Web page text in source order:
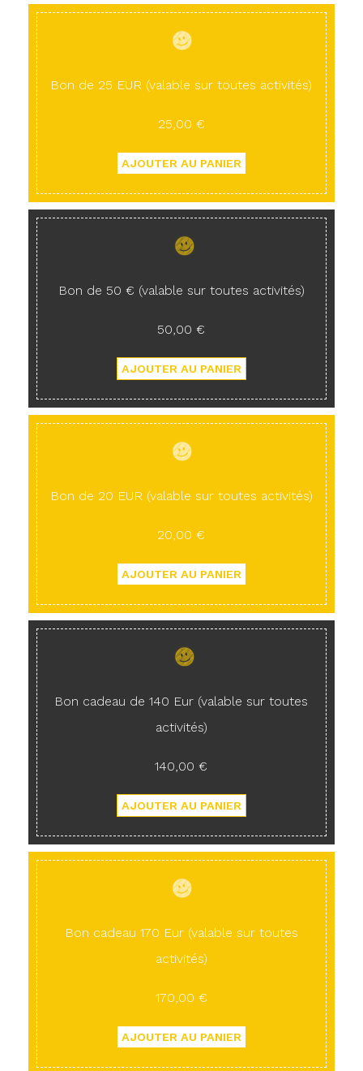
Bon de 25 EUR (valable sur toutes activités)
25,00 €
Bon de 50 € (valable sur toutes activités)
50,00 €
Bon de 20 EUR (valable sur toutes activités)
20,00 €
Bon cadeau de 140 Eur (valable sur toutes
activités)
140,00 €
Bon cadeau 170 Eur (valable sur toutes
activités)
170,00 €